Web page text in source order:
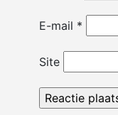
E-mail *
Site